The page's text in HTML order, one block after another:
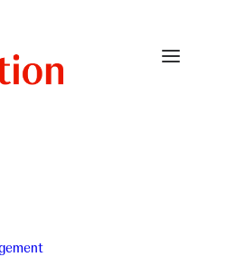
Tumori
PrelievoPlus